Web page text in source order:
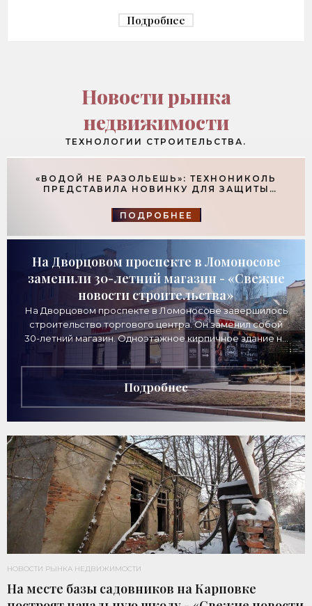
Подробнее
Новости рынка
недвижимости
ТЕХНОЛОГИИ СТРОИТЕЛЬСТВА.
«ВОДОЙ НЕ РАЗОЛЬЕШЬ»: ТЕХНОНИКОЛЬ
ПРЕДСТАВИЛА НОВИНКУ ДЛЯ ЗАЩИТЫ
СТРОИТЕЛЬСТВА»
ПОДРОБНЕЕ
На Дворцовом проспекте в Ломоносове
заменили 30-летний магазин - «Свежие
новости строительства»
На Дворцовом проспекте в Ломоносове завершилось
строительство торгового центра. Он заменил собой
30-летний магазин. Одноэтажное кирпичное здание на
Дворцовом проспекте, 16а, было построено
Подробнее
НОВОСТИ РЫНКА НЕДВИЖИМОСТИ
На месте базы садовников на Карповке